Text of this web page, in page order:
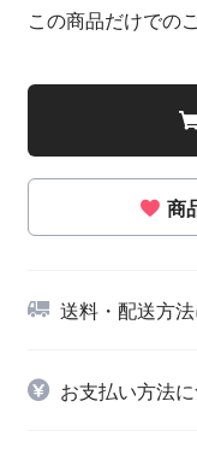
この商品だけでの
商
送料・配送方
お支払い方法